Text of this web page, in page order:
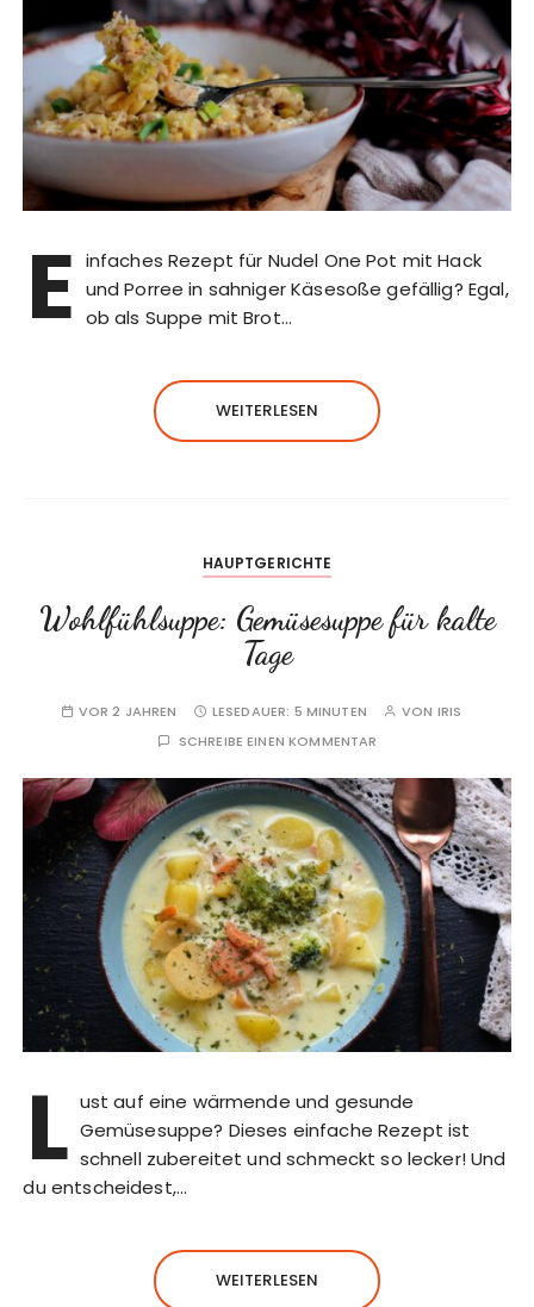
E infaches Rezept für Nudel One Pot mit Hack
und Porree in sahniger Käsesoße gefällig? Egal,
ob als Suppe mit Brot…
WEITERLESEN
HAUPTGERICHTE
Wohlfühlsuppe: Gemüsesuppe für kalte
Tage
VOR 2 JAHREN LESEDAUER: 5 MINUTEN VON IRIS
SCHREIBE EINEN KOMMENTAR
L ust auf eine wärmende und gesunde
Gemüsesuppe? Dieses einfache Rezept ist
schnell zubereitet und schmeckt so lecker! Und
du entscheidest,…
WEITERLESEN